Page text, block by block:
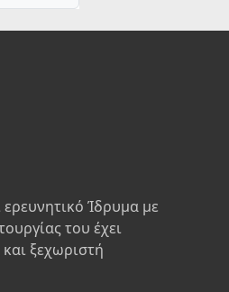
Ίδρυμα με
του έχει
ξεχωριστή